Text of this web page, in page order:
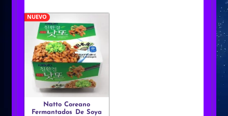
NUEVO
Natto Coreano
Fermantados De Soya